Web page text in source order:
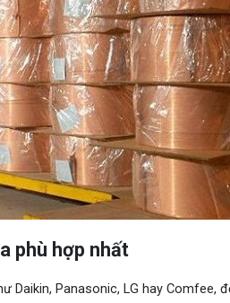
phù hợp nhất
Daikin, Panasonic, LG hay Comfee,